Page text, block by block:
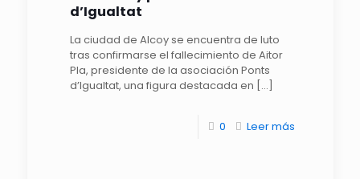
d’Igualtat
La ciudad de Alcoy se encuentra de luto
tras confirmarse el fallecimiento de Aitor
Pla, presidente de la asociación Ponts
d’Igualtat, una figura destacada en […]
0 Leer más